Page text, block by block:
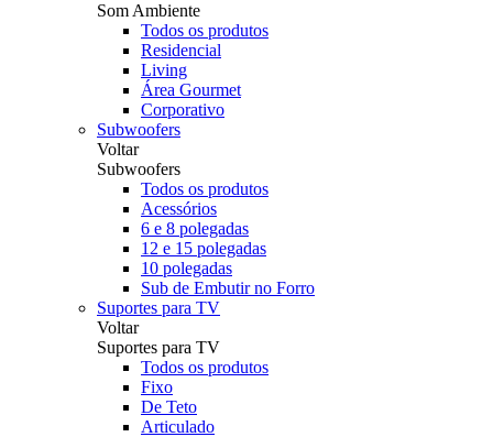
Som Ambiente
Todos os produtos
Residencial
Living
Área Gourmet
Corporativo
Subwoofers
Voltar
Subwoofers
Todos os produtos
Acessórios
6 e 8 polegadas
12 e 15 polegadas
10 polegadas
Sub de Embutir no Forro
Suportes para TV
Voltar
Suportes para TV
Todos os produtos
Fixo
De Teto
Articulado